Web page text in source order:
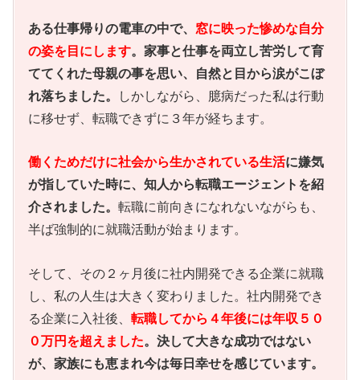
ある仕事帰りの電車の中で、 窓に映った惨めな自分
の姿を目にします。家事と仕事を両立し苦労して育
ててくれた母親の事を思い、自然と目から涙がこぼ
れ落ちました。
しかしながら、臆病だった私は行動
に移せず、転職できずに３年が経ちます。
働くためだけに社会から生かされている生活に嫌気
が指していた時に、知人から転職エージェントを紹
介されました。 転職に前向きになれないながらも、
半ば強制的に就職活動が始まります。
そして、その２ヶ月後に社内開発できる企業に就職
し、私の人生は大きく変わりました。社内開発でき
る企業に入社後、 転職してから４年後には年収５０
０万円を超えました。決して大きな成功ではない
が、家族にも恵まれ今は毎日幸せを感じています。